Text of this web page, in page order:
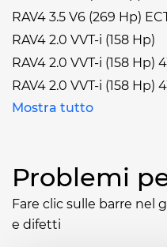
RAV4 3.5 V6 (269 Hp)
RAV4 2.0 VVT-i (158 Hp)
RAV4 2.0 VVT-i (158 Hp)
RAV4 2.0 VVT-i (158
Mostra tutto
Problemi
Fare clic sulle barre nel
e difetti